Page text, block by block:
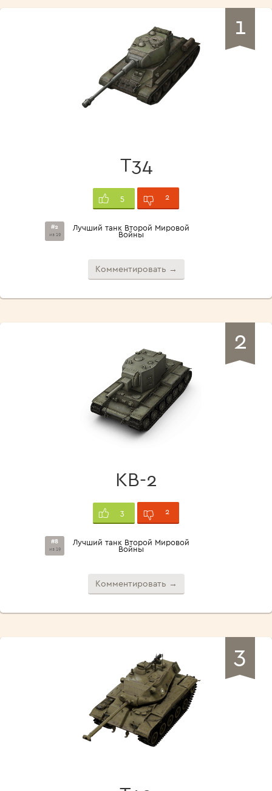
1
Т34
5 2
#2
из 19
Лучший танк Второй Мировой
Войны
Комментировать →
2
КВ-2
3 2
#8
из 19
Лучший танк Второй Мировой
Войны
Комментировать →
3